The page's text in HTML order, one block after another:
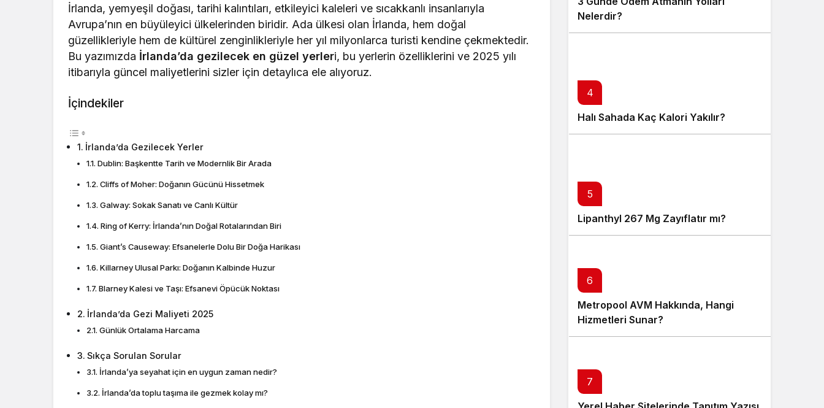
İrlanda, yemyeşil doğası, tarihi kalıntıları, etkileyici kaleleri ve sıcakkanlı insanlarıyla
Avrupa’nın en büyüleyici ülkelerinden biridir. Ada ülkesi olan İrlanda, hem doğal
güzellikleriyle hem de kültürel zenginlikleriyle her yıl milyonlarca turisti kendine çekmektedir.
Bu yazımızda İrlanda’da gezilecek en güzel yerleri, bu yerlerin özelliklerini ve 2025 yılı
itibarıyla güncel maliyetlerini sizler için detaylıca ele alıyoruz.
İçindekiler
İrlanda’da Gezilecek Yerler
Dublin: Başkentte Tarih ve Modernlik Bir Arada
Cliffs of Moher: Doğanın Gücünü Hissetmek
Galway: Sokak Sanatı ve Canlı Kültür
Ring of Kerry: İrlanda’nın Doğal Rotalarından Biri
Giant’s Causeway: Efsanelerle Dolu Bir Doğa Harikası
Killarney Ulusal Parkı: Doğanın Kalbinde Huzur
Blarney Kalesi ve Taşı: Efsanevi Öpücük Noktası
İrlanda’da Gezi Maliyeti 2025
Günlük Ortalama Harcama
Sıkça Sorulan Sorular
İrlanda’ya seyahat için en uygun zaman nedir?
İrlanda’da toplu taşıma ile gezmek kolay mı?
Nelerdir?
4
Halı Sahada Kaç Kalori Yakılır?
5
Lipanthyl 267 Mg Zayıflatır mı?
6
Metropool AVM Hakkında, Hangi
Hizmetleri Sunar?
7